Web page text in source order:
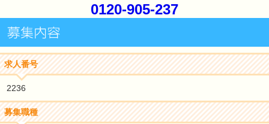
0120-905-237
求人番号
2236
募集職種